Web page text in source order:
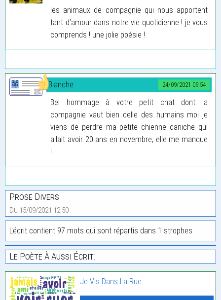
les animaux de compagnie qui nous apportent
tant d’amour dans notre vie quotidienne ! je vous
comprends ! une jolie poésie !
24/09/2021 09:54
Blanche
Bel hommage à votre petit chat dont la
compagnie vaut bien celle des humains moi je
viens de perdre ma petite chienne caniche qui
allait avoir 20 ans en novembre, elle me manque
!
Prose Divers
Du 15/09/2021 12:50
L'écrit contient 97 mots qui sont répartis dans 1 strophes.
Le Poète À Aussi Écrit:
Je Vis Dans La Rue